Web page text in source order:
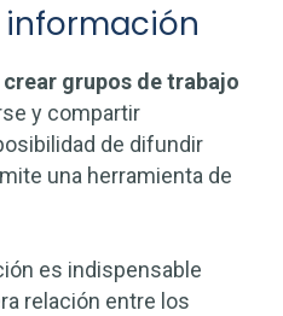
información
crear grupos de trabajo
y compartir
de difundir
una herramienta de
es indispensable
relación entre los